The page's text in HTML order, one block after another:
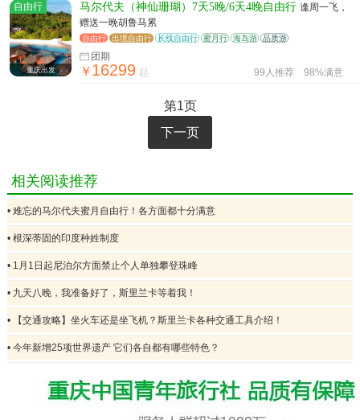
自由行
重庆出发
马尔代夫（神仙珊瑚）7天5晚/6天4晚自由行 逢周一飞，
赠送一晚胡鲁马累
自由行 出境自由行 长线自由行 蜜月行 海岛游 品质游
团期
￥16299 起 99人推荐 98%满意
第1页
下一页
相关阅读推荐
• 难忘的马尔代夫蜜月自由行！各方面都十分满意
• 根深蒂固的印度种姓制度
• 1月1日起尼泊尔方面禁止个人单独攀登珠峰
• 九天八晚，我准备好了，斯里兰卡等着我！
• 【交通攻略】坐火车还是坐飞机？斯里兰卡各种交通工具介绍！
• 今年新增25项世界遗产 它们各自都有哪些特色？